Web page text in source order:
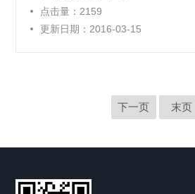
环保、地质灾害预防等领域的科研
使用，*反映技术良好、高度智能化
点击量：2159
更新日期：2016-03-15
下一页 末页